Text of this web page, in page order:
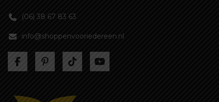
(06) 38 67 83 63
info@shoppenvooriedereen.nl